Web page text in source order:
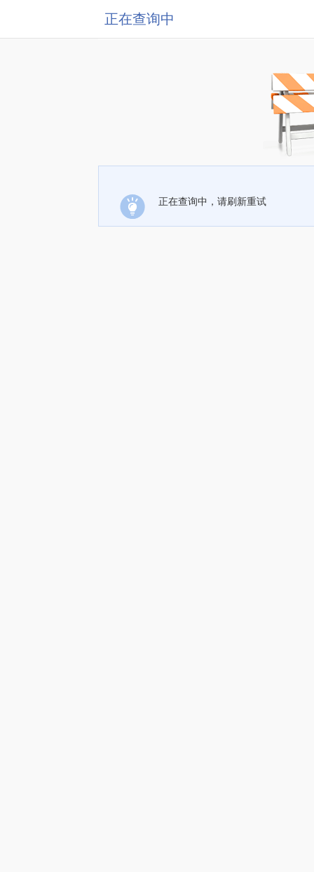
正在查询中
正在查询中，请刷新重试